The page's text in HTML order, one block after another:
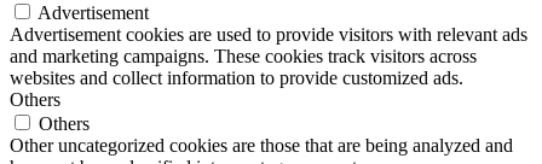
Advertisement
Advertisement cookies are used to provide visitors with relevant ads
and marketing campaigns. These cookies track visitors across
websites and collect information to provide customized ads.
Others
Others
Other uncategorized cookies are those that are being analyzed and